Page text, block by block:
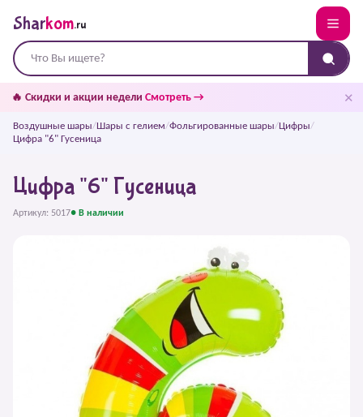
Sharkom.ru
🔥 Скидки и акции недели Смотреть → ✕
Воздушные шары/Шары с гелием/Фольгированные шары/Цифры/
Цифра "6" Гусеница
Цифра "6" Гусеница
Артикул: 5017● В наличии